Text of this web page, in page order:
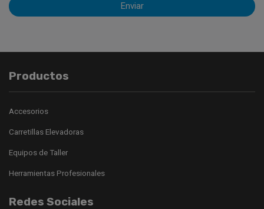
Enviar
Productos
Accesorios
Carretillas Elevadoras
Equipos de Taller
Herramientas Profesionales
Redes Sociales